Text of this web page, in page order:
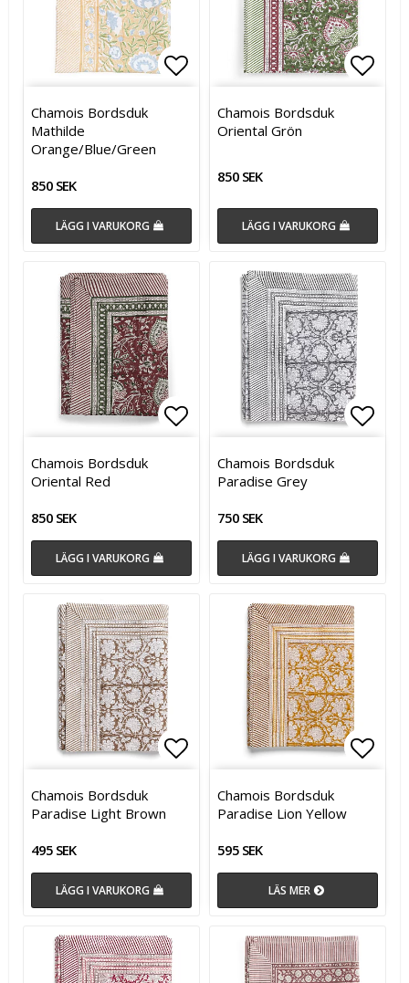
Lägg till i favoritlistan
Lägg till i favoritlistan
Chamois Bordsduk
Mathilde
Orange/Blue/Green
850 SEK
LÄGG I VARUKORG
Chamois Bordsduk
Oriental Grön
850 SEK
LÄGG I VARUKORG
Lägg till i favoritlistan
Chamois Bordsduk
Oriental Red
850 SEK
LÄGG I VARUKORG
Chamois Bordsduk
Paradise Grey
750 SEK
LÄGG I VARUKORG
Lägg till i favoritlistan
Lägg till i favoritlistan
Chamois Bordsduk
Paradise Light Brown
495 SEK
LÄGG I VARUKORG
Chamois Bordsduk
Paradise Lion Yellow
595 SEK
LÄS MER